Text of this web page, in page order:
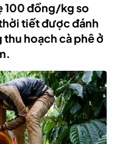
đồng/kg so
tiết được đánh
hoạch cà phê ở